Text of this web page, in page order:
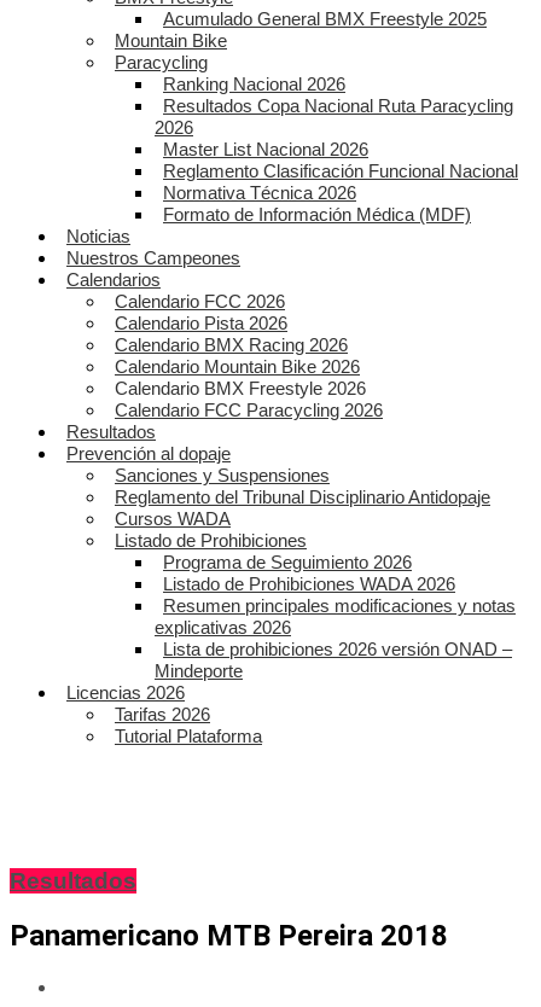
Acumulado General BMX Freestyle 2025
Mountain Bike
Paracycling
Ranking Nacional 2026
Resultados Copa Nacional Ruta Paracycling
2026
Master List Nacional 2026
Reglamento Clasificación Funcional Nacional
Normativa Técnica 2026
Formato de Información Médica (MDF)
Noticias
Nuestros Campeones
Calendarios
Calendario FCC 2026
Calendario Pista 2026
Calendario BMX Racing 2026
Calendario Mountain Bike 2026
Calendario BMX Freestyle 2026
Calendario FCC Paracycling 2026
Resultados
Prevención al dopaje
Sanciones y Suspensiones
Reglamento del Tribunal Disciplinario Antidopaje
Cursos WADA
Listado de Prohibiciones
Programa de Seguimiento 2026
Listado de Prohibiciones WADA 2026
Resumen principales modificaciones y notas
explicativas 2026
Lista de prohibiciones 2026 versión ONAD –
Mindeporte
Licencias 2026
Tarifas 2026
Tutorial Plataforma
Resultados
Panamericano MTB Pereira 2018